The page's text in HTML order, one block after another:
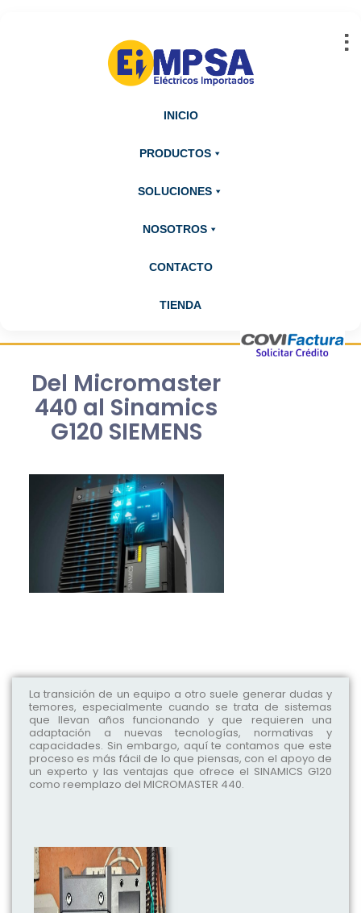
Abrir barra de herramientas
INICIO
PRODUCTOS
SOLUCIONES
NOSOTROS
CONTACTO
TIENDA
Del Micromaster
440 al Sinamics
G120 SIEMENS
La transición de un equipo a otro suele generar dudas y
temores, especialmente cuando se trata de sistemas
que llevan años funcionando y que requieren una
adaptación a nuevas tecnologías, normativas y
capacidades. Sin embargo, aquí te contamos que este
proceso es más fácil de lo que piensas, con el apoyo de
un experto y las ventajas que ofrece el SINAMICS G120
como reemplazo del MICROMASTER 440.